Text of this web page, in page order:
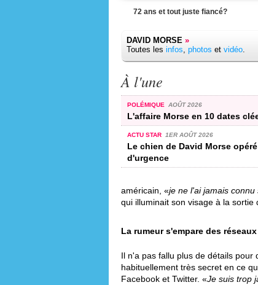
72 ans et tout juste fiancé?
DAVID MORSE »
Toutes les infos, photos et vidéo.
À l'une
POLÉMIQUE AOÛT 2026
L'affaire Morse en 10 dates
ACTU STAR 1ER AOÛT 2026
Le chien de David Morse opéré
d'urgence
américain, «je ne l'ai jamais connu
qui illuminait son visage à la sortie
La rumeur s'empare des
Il n'a pas fallu plus de détails pour
habituellement très secret en ce
Facebook et Twitter. «Je suis trop